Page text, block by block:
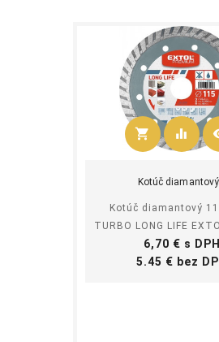
shopping_cart
Kúpiť
equalizer
Kotúč
Kotúč diamantový
TURBO LONG LIFE
Cena
6,70 € s DPH
5.45 € bez